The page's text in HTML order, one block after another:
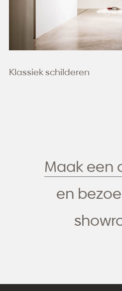
Klassiek schilderen
Maak een
en